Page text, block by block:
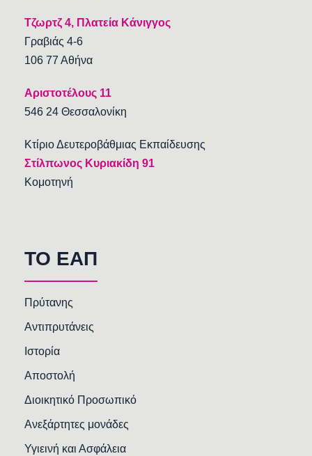
Τζωρτζ 4, Πλατεία Κάνιγγος
Γραβιάς 4-6
106 77 Αθήνα
Αριστοτέλους 11
546 24 Θεσσαλονίκη
Κτίριο Δευτεροβάθμιας Εκπαίδευσης
Στίλπωνος Κυριακίδη 91
Κομοτηνή
TO EAΠ
Πρύτανης
Αντιπρυτάνεις
Ιστορία
Αποστολή
Διοικητικό Προσωπικό
Ανεξάρτητες μονάδες
Υγιεινή και Ασφάλεια